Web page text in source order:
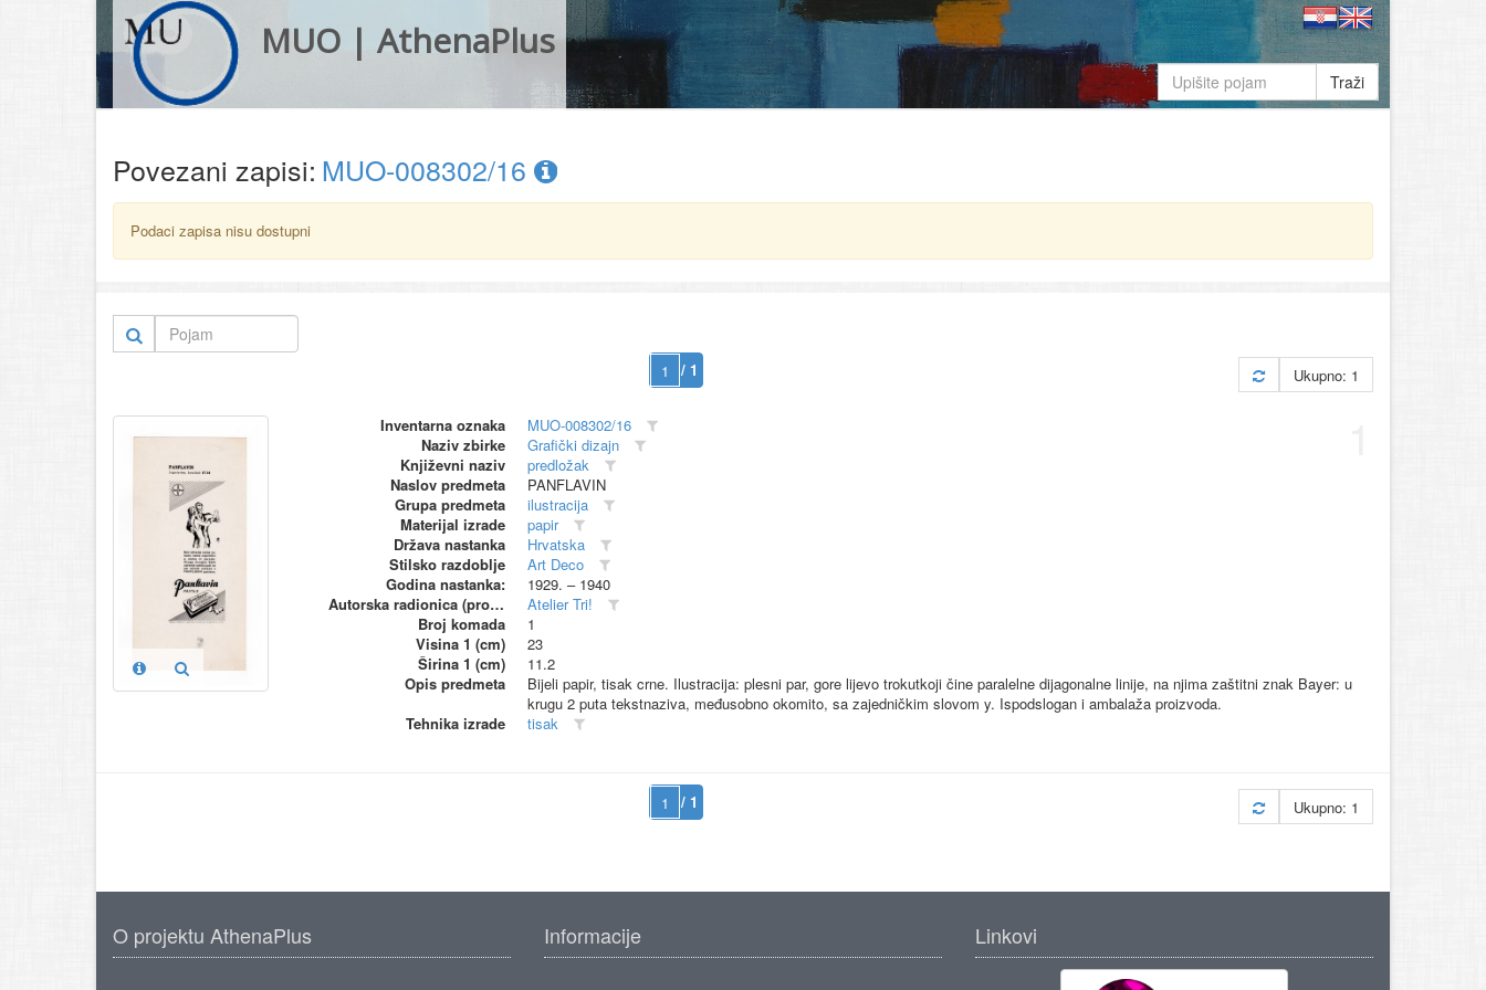
MUO | AthenaPlus
Traži
Povezani zapisi: MUO-008302/16
Podaci zapisa nisu dostupni
/ 1 Ukupno: 1
Inventarna oznaka
MUO-008302/16
Naziv zbirke
Grafički dizajn
Književni naziv
predložak
Naslov predmeta
PANFLAVIN
Grupa predmeta
ilustracija
Materijal izrade
papir
Država nastanka
Hrvatska
Stilsko razdoblje
Art Deco
Godina nastanka:
1929. – 1940
Autorska radionica (proizvođač)
Atelier Tri!
Broj komada
1
Visina 1 (cm)
23
Širina 1 (cm)
11.2
Opis predmeta
Bijeli papir, tisak crne. Ilustracija: plesni par, gore lijevo trokutkoji čine paralelne dijagonalne linije, na njima zaštitni znak Bayer: u
krugu 2 puta tekstnaziva, međusobno okomito, sa zajedničkim slovom y. Ispodslogan i ambalaža proizvoda.
Tehnika izrade
tisak
/ 1 Ukupno: 1
O projektu AthenaPlus Informacije Linkovi